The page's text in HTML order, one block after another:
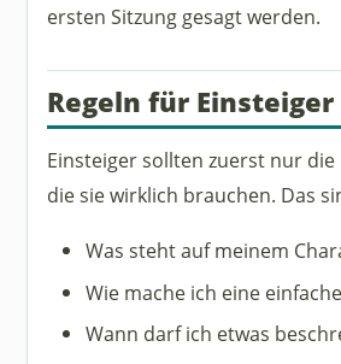
ersten Sitzung gesagt werden.
Regeln für Einsteiger
Einsteiger sollten zuerst nur die
die sie wirklich brauchen. Das
Was steht auf meinem
Wie mache ich eine
Wann darf ich etwas